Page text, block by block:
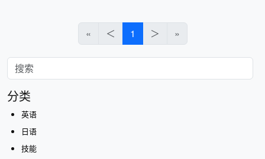
« ＜ 1 ＞ »
分类
英语
日语
技能